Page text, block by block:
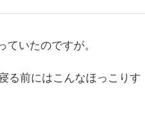
いたのですが。
る前にはこんなほっこりす